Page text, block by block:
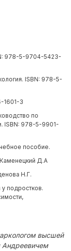
978-5-9704-5423-
ISBN: 978-5-
1601-3
по
ISBN: 978-5-9901-
пособие.
Каменецкий Д.А
Н.Г.
подростков.
высшей
Андреевичем